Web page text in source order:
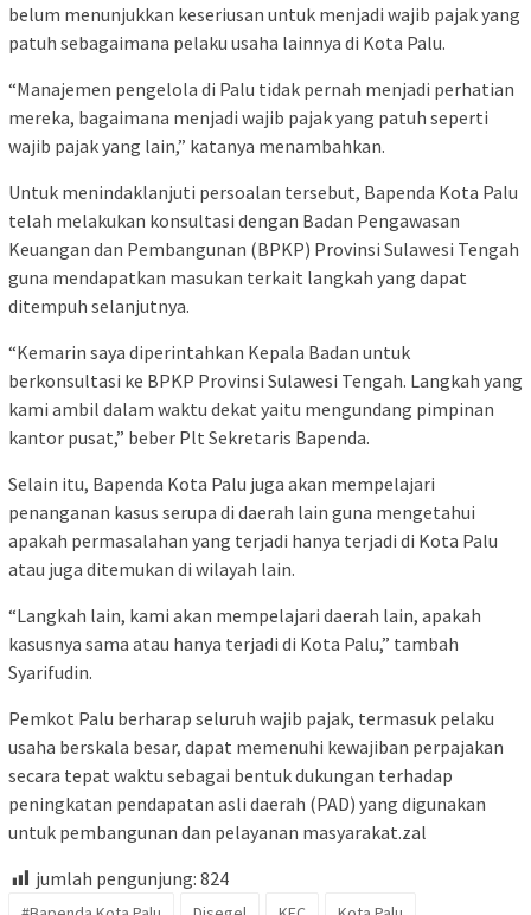
belum menunjukkan keseriusan untuk menjadi wajib pajak yang
patuh sebagaimana pelaku usaha lainnya di Kota Palu.
“Manajemen pengelola di Palu tidak pernah menjadi perhatian
mereka, bagaimana menjadi wajib pajak yang patuh seperti
wajib pajak yang lain,” katanya menambahkan.
Untuk menindaklanjuti persoalan tersebut, Bapenda Kota Palu
telah melakukan konsultasi dengan Badan Pengawasan
Keuangan dan Pembangunan (BPKP) Provinsi Sulawesi Tengah
guna mendapatkan masukan terkait langkah yang dapat
ditempuh selanjutnya.
“Kemarin saya diperintahkan Kepala Badan untuk
berkonsultasi ke BPKP Provinsi Sulawesi Tengah. Langkah yang
kami ambil dalam waktu dekat yaitu mengundang pimpinan
kantor pusat,” beber Plt Sekretaris Bapenda.
Selain itu, Bapenda Kota Palu juga akan mempelajari
penanganan kasus serupa di daerah lain guna mengetahui
apakah permasalahan yang terjadi hanya terjadi di Kota Palu
atau juga ditemukan di wilayah lain.
“Langkah lain, kami akan mempelajari daerah lain, apakah
kasusnya sama atau hanya terjadi di Kota Palu,” tambah
Syarifudin.
Pemkot Palu berharap seluruh wajib pajak, termasuk pelaku
usaha berskala besar, dapat memenuhi kewajiban perpajakan
secara tepat waktu sebagai bentuk dukungan terhadap
peningkatan pendapatan asli daerah (PAD) yang digunakan
untuk pembangunan dan pelayanan masyarakat.zal
jumlah pengunjung: 824